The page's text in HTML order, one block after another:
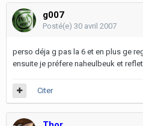
g007
Posté(e) 30 avril 2007
perso déja g pas la 6 et en plus ge
ensuite je préfere naheulbeuk et
Citer